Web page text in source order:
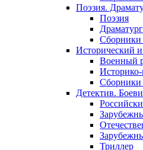
Поэзия.
Поэзия
Сборники
Исторический
Военный
Сборники
Детектив.
Триллер